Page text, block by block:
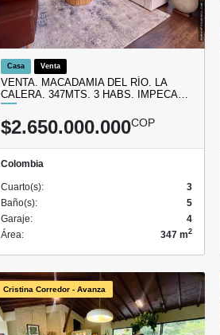
Casa Venta
VENTA. MACADAMIA DEL RÍO. LA
CALERA. 347MTS. 3 HABS. IMPECA…
$2.650.000.000COP
Colombia
Cuarto(s):
3
Baño(s):
5
Garaje:
4
Área:
347 m2
Cristina Corredor - Avanza